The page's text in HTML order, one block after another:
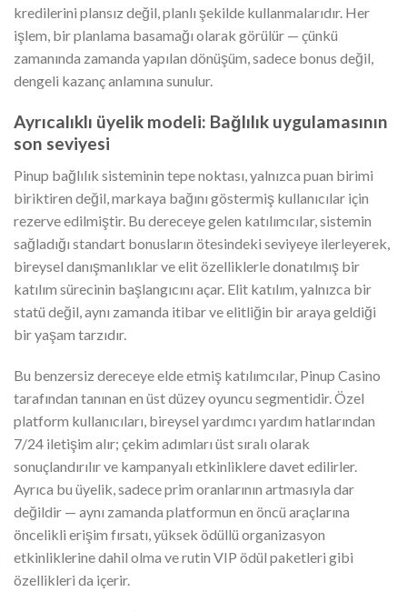
kredilerini plansız değil, planlı şekilde kullanmalarıdır. Her
işlem, bir planlama basamağı olarak görülür — çünkü
zamanında zamanda yapılan dönüşüm, sadece bonus değil,
dengeli kazanç anlamına sunulur.
Ayrıcalıklı üyelik modeli: Bağlılık uygulamasının
son seviyesi
Pinup bağlılık sisteminin tepe noktası, yalnızca puan birimi
biriktiren değil, markaya bağını göstermiş kullanıcılar için
rezerve edilmiştir. Bu dereceye gelen katılımcılar, sistemin
sağladığı standart bonusların ötesindeki seviyeye ilerleyerek,
bireysel danışmanlıklar ve elit özelliklerle donatılmış bir
katılım sürecinin başlangıcını açar. Elit katılım, yalnızca bir
statü değil, aynı zamanda itibar ve elitliğin bir araya geldiği
bir yaşam tarzıdır.
Bu benzersiz dereceye elde etmiş katılımcılar, Pinup Casino
tarafından tanınan en üst düzey oyuncu segmentidir. Özel
platform kullanıcıları, bireysel yardımcı yardım hatlarından
7/24 iletişim alır; çekim adımları üst sıralı olarak
sonuçlandırılır ve kampanyalı etkinliklere davet edilirler.
Ayrıca bu üyelik, sadece prim oranlarının artmasıyla dar
değildir — aynı zamanda platformun en öncü araçlarına
öncelikli erişim fırsatı, yüksek ödüllü organizasyon
etkinliklerine dahil olma ve rutin VIP ödül paketleri gibi
özellikleri da içerir.